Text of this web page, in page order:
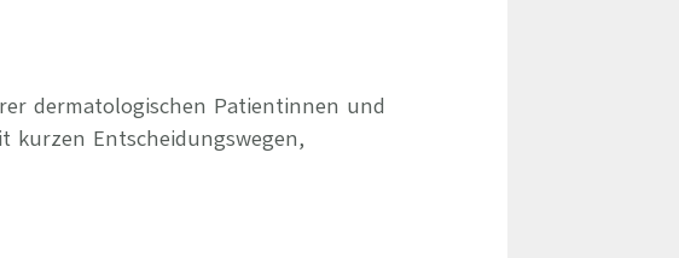
dermatologischen Patientinnen und
kurzen Entscheidungswegen,